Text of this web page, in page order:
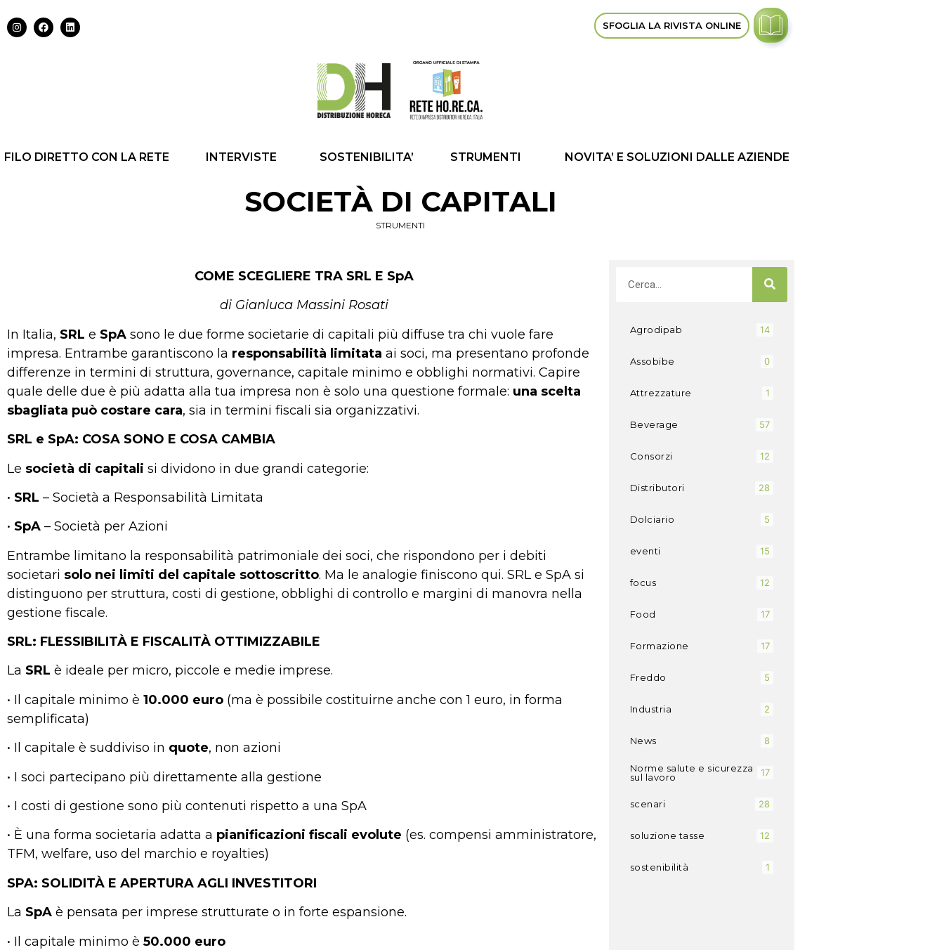
SFOGLIA LA RIVISTA ONLINE
FILO DIRETTO CON LA RETE INTERVISTE SOSTENIBILITA’ STRUMENTI NOVITA’ E SOLUZIONI DALLE AZIENDE
SOCIETÀ DI CAPITALI
STRUMENTI
COME SCEGLIERE TRA SRL E SpA
di Gianluca Massini Rosati
In Italia, SRL e SpA sono le due forme societarie di capitali più diffuse tra chi vuole fare
impresa. Entrambe garantiscono la responsabilità limitata ai soci, ma presentano profonde
differenze in termini di struttura, governance, capitale minimo e obblighi normativi. Capire
quale delle due è più adatta alla tua impresa non è solo una questione formale: una scelta
sbagliata può costare cara, sia in termini fiscali sia organizzativi.
SRL e SpA: COSA SONO E COSA CAMBIA
Le società di capitali si dividono in due grandi categorie:
• SRL – Società a Responsabilità Limitata
• SpA – Società per Azioni
Entrambe limitano la responsabilità patrimoniale dei soci, che rispondono per i debiti
societari solo nei limiti del capitale sottoscritto. Ma le analogie finiscono qui. SRL e SpA si
distinguono per struttura, costi di gestione, obblighi di controllo e margini di manovra nella
gestione fiscale.
SRL: FLESSIBILITÀ E FISCALITÀ OTTIMIZZABILE
La SRL è ideale per micro, piccole e medie imprese.
• Il capitale minimo è 10.000 euro (ma è possibile costituirne anche con 1 euro, in forma
semplificata)
• Il capitale è suddiviso in quote, non azioni
• I soci partecipano più direttamente alla gestione
• I costi di gestione sono più contenuti rispetto a una SpA
• È una forma societaria adatta a pianificazioni fiscali evolute (es. compensi amministratore,
TFM, welfare, uso del marchio e royalties)
SPA: SOLIDITÀ E APERTURA AGLI INVESTITORI
La SpA è pensata per imprese strutturate o in forte espansione.
• Il capitale minimo è 50.000 euro
Agrodipab 14
Assobibe 0
Attrezzature 1
Beverage 57
Consorzi 12
Distributori 28
Dolciario 5
eventi 15
focus 12
Food 17
Formazione 17
Freddo 5
Industria 2
News 8
Norme salute e sicurezza
sul lavoro
17
scenari 28
soluzione tasse 12
sostenibilità 1